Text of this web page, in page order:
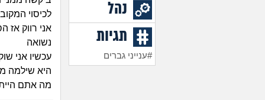
נהל
תגיות
#ענייני גברים
לכיסוי
אני רווק
נשואה
עכשיו אני
היא שילמה
מה אתם